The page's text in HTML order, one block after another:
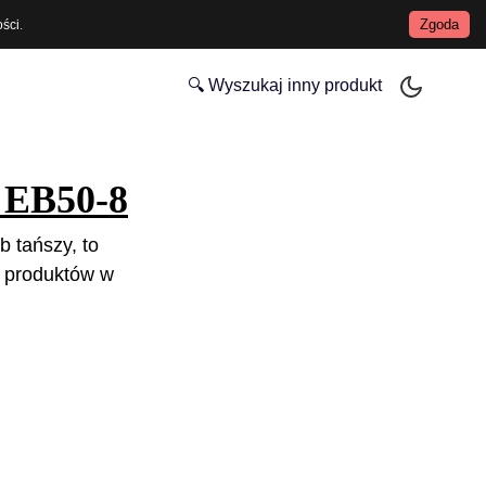
Zgoda
🔍 Wyszukaj inny produkt
8
tańszy, to
w